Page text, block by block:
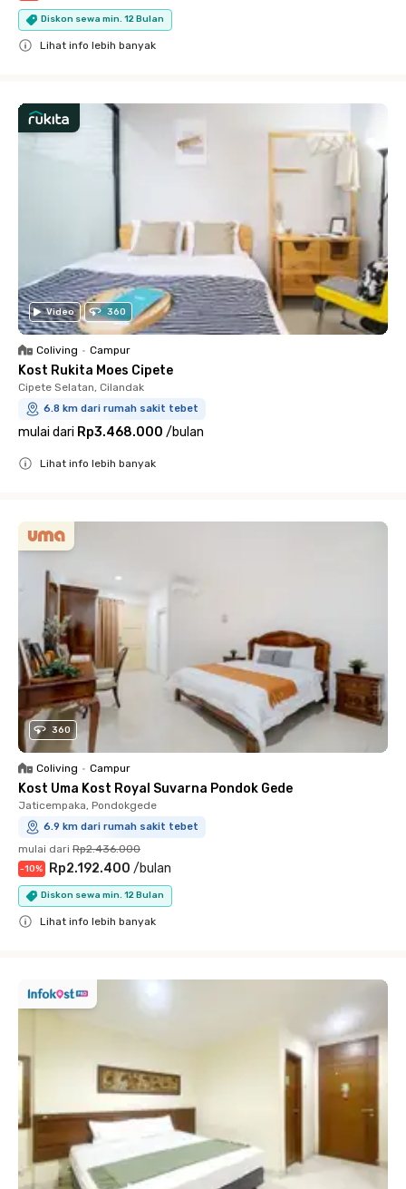
Diskon sewa min. 12 Bulan
Lihat info lebih banyak
Video 360
Coliving • Campur
Kost Rukita Moes Cipete
Cipete Selatan, Cilandak
6.8 km dari rumah sakit tebet
mulai dari Rp3.468.000 /bulan
Lihat info lebih banyak
360
Coliving • Campur
Kost Uma Kost Royal Suvarna Pondok Gede
Jaticempaka, Pondokgede
6.9 km dari rumah sakit tebet
mulai dari Rp2.436.000
-10% Rp2.192.400 /bulan
Diskon sewa min. 12 Bulan
Lihat info lebih banyak